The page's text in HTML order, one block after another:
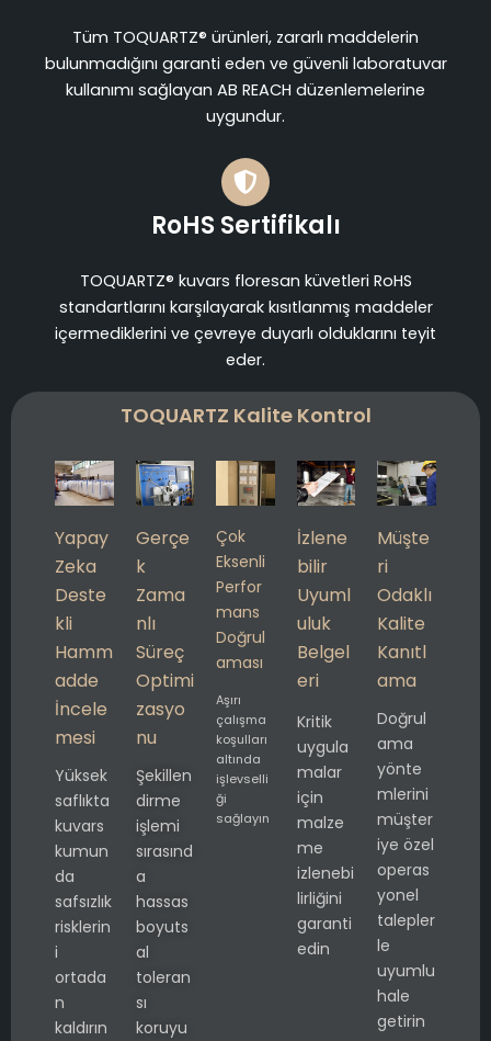
Tüm TOQUARTZ® ürünleri, zararlı maddelerin
bulunmadığını garanti eden ve güvenli laboratuvar
kullanımı sağlayan AB REACH düzenlemelerine
uygundur.
RoHS Sertifikalı
TOQUARTZ® kuvars floresan küvetleri RoHS
standartlarını karşılayarak kısıtlanmış maddeler
içermediklerini ve çevreye duyarlı olduklarını teyit
eder.
TOQUARTZ Kalite Kontrol
Yapay
Zeka
Deste
kli
Hamm
adde
İncele
mesi
Yüksek
saflıkta
kuvars
kumun
da
safsızlık
risklerin
i
ortada
n
kaldırın
Gerçe
k
Zama
nlı
Süreç
Optimi
zasyo
nu
Şekillen
dirme
işlemi
sırasınd
a
hassas
boyuts
al
toleran
sı
koruyu
Çok
Eksenli
Perfor
mans
Doğrul
aması
Aşırı
çalışma
koşulları
altında
işlevselli
ği
sağlayın
İzlene
bilir
Uyuml
uluk
Belgel
eri
Kritik
uygula
malar
için
malze
me
izlenebi
lirliğini
garanti
edin
Müşte
ri
Odaklı
Kalite
Kanıtl
ama
Doğrul
ama
yönte
mlerini
müşter
iye özel
operas
yonel
talepler
le
uyumlu
hale
getirin